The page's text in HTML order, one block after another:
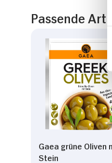
Passende
Gaea grüne Oliven
Stein